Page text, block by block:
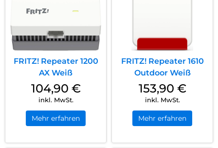
FRITZ! Repeater 1200
AX Weiß
104,90 €
inkl. MwSt.
Mehr erfahren
FRITZ! Repeater 1610
Outdoor Weiß
153,90 €
inkl. MwSt.
Mehr erfahren